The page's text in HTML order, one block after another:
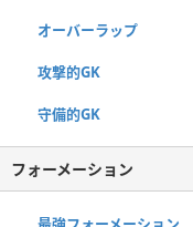
オーバーラップ
攻撃的GK
守備的GK
フォーメーション